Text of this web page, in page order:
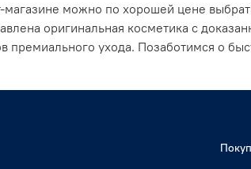
можно по хорошей цене
оригинальная косметика с
премиального ухода. Позаботимся о